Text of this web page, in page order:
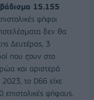
15.155
ψήφοι
δεν θα
Δευτέρας, 3
που ζουν στο
και αριστερά
2023, το D66 είχε
ψήφους.